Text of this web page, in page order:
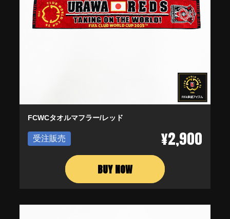
FCWCタオルマフラー/レッド
受注販売 ¥2,900
BUY NOW